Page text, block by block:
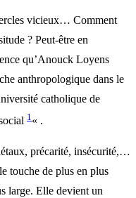
vicieux… Comment
? Peut-être en
qu’Anouck Loyens
anthropologique dans le
catholique de
1 « .
précarité, insécurité,…
touche de plus en plus
large. Elle devient un